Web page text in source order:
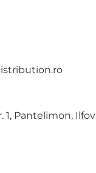
1, Pantelimon, Ilfov